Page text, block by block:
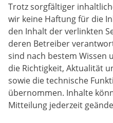
Trotz sorgfältiger
wir keine Haftung für die
den Inhalt der verlinkten
deren Betreiber
sind nach bestem Wissen
die Richtigkeit, Aktualität
sowie die technische
übernommen. Inhalte
Mitteilung jederzeit